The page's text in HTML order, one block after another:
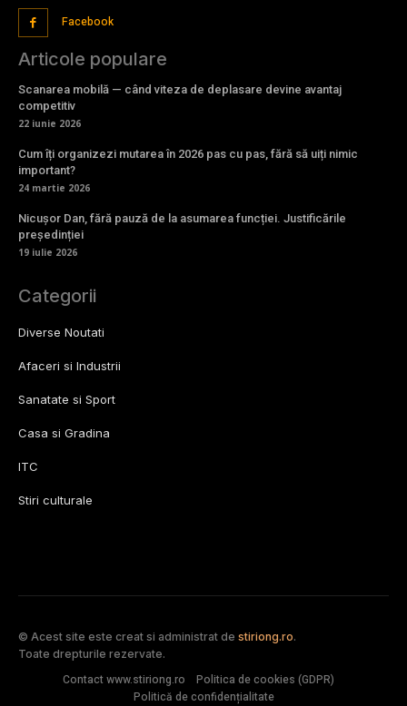
Facebook
Articole populare
Scanarea mobilă — când viteza de deplasare devine avantaj
competitiv
22 iunie 2026
Cum îți organizezi mutarea în 2026 pas cu pas, fără să uiți nimic
important?
24 martie 2026
Nicușor Dan, fără pauză de la asumarea funcției. Justificările
președinției
19 iulie 2026
Categorii
Diverse Noutati
Afaceri si Industrii
Sanatate si Sport
Casa si Gradina
ITC
Stiri culturale
© Acest site este creat si administrat de stiriong.ro.
Toate drepturile rezervate.
Contact www.stiriong.ro
Politica de cookies (GDPR)
Politică de confidențialitate